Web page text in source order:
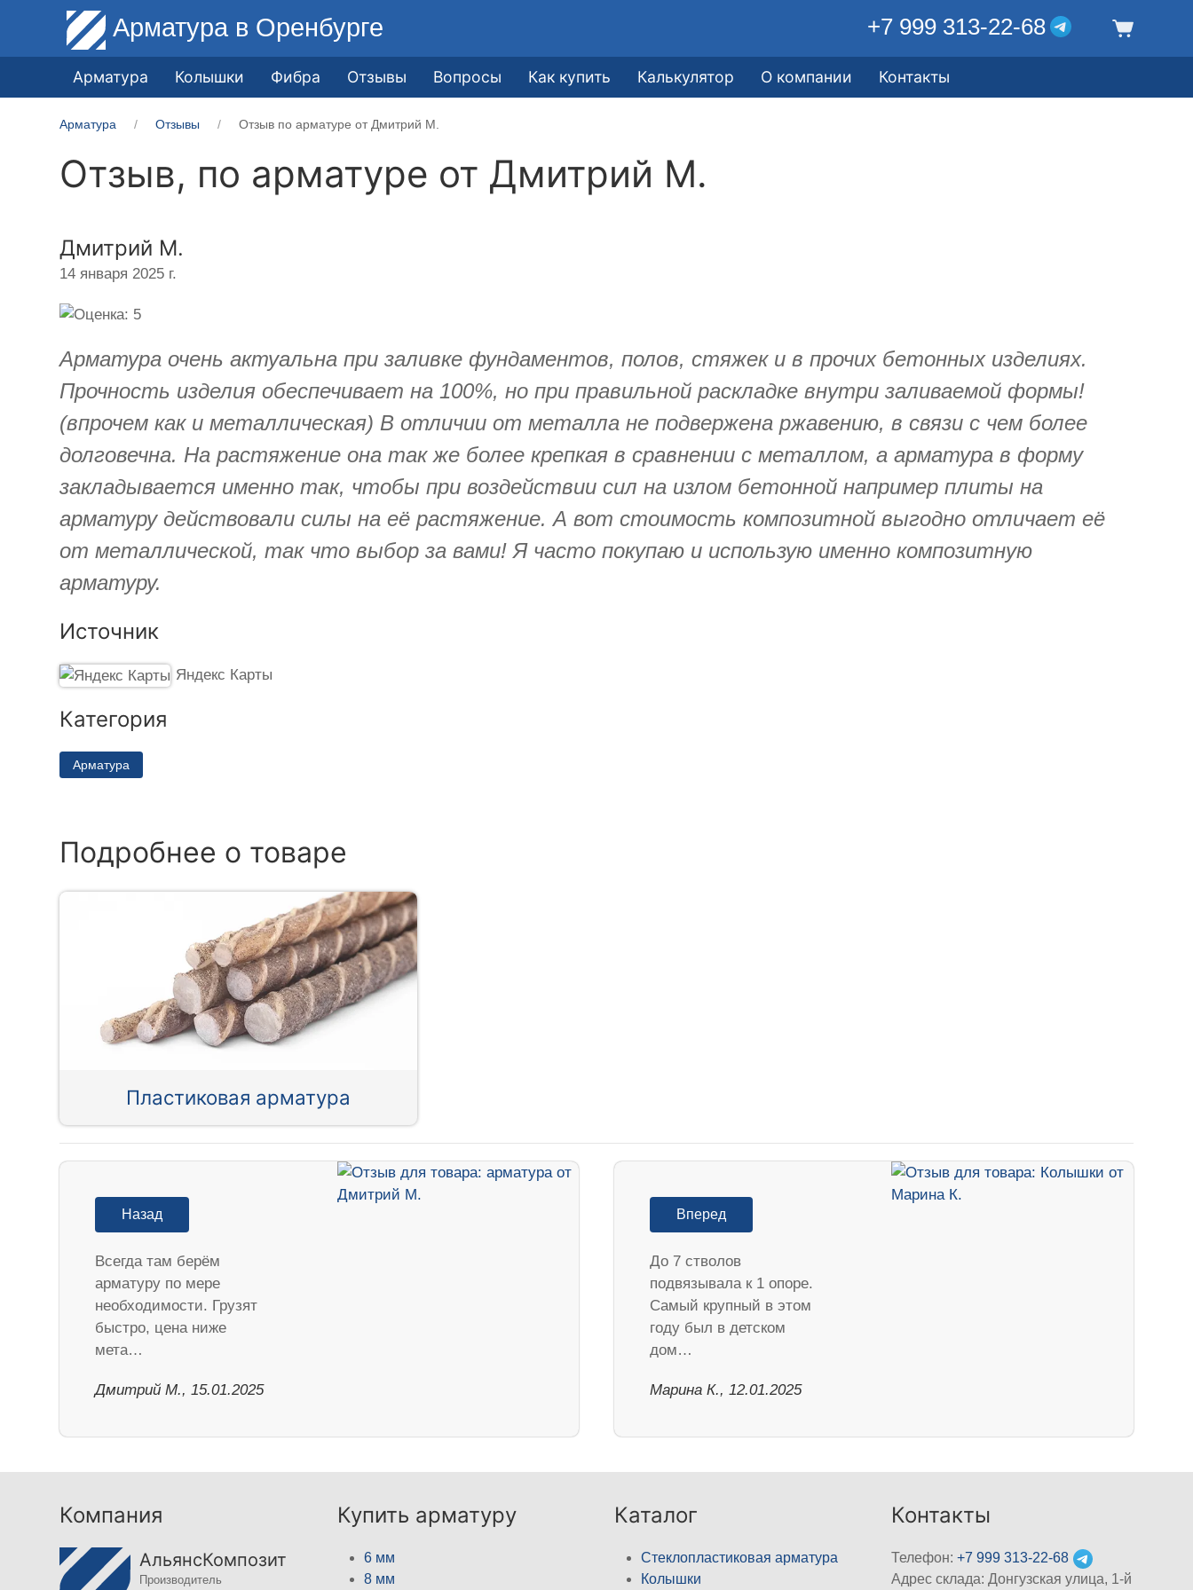
Арматура в Оренбурге +7 999 313-22-68
Арматура Колышки Фибра Отзывы Вопросы Как купить Калькулятор О компании Контакты
Арматура Отзывы Отзыв по арматуре от Дмитрий М.
Отзыв, по арматуре от Дмитрий М.
Дмитрий М.
14 января 2025 г.
Арматура очень актуальна при заливке фундаментов, полов, стяжек и в прочих бетонных изделиях.
Прочность изделия обеспечивает на 100%, но при правильной раскладке внутри заливаемой формы!
(впрочем как и металлическая) В отличии от металла не подвержена ржавению, в связи с чем более
долговечна. На растяжение она так же более крепкая в сравнении с металлом, а арматура в форму
закладывается именно так, чтобы при воздействии сил на излом бетонной например плиты на
арматуру действовали силы на её растяжение. А вот стоимость композитной выгодно отличает её
от металлической, так что выбор за вами! Я часто покупаю и использую именно композитную
арматуру.
Источник
Яндекс Карты
Категория
Арматура
Подробнее о товаре
Пластиковая арматура
Назад
Всегда там берём
арматуру по мере
необходимости. Грузят
быстро, цена ниже
мета…
Дмитрий М., 15.01.2025
Вперед
До 7 стволов
подвязывала к 1 опоре.
Самый крупный в этом
году был в детском
дом…
Марина К., 12.01.2025
Компания
АльянсКомпозит
Производитель
Купить арматуру
6 мм
8 мм
Каталог
Стеклопластиковая арматура
Колышки
Контакты
Телефон:+7 999 313-22-68
Адрес склада: Донгузская улица, 1-й